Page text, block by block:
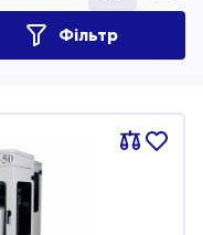
Фільтр
Порівняти
В